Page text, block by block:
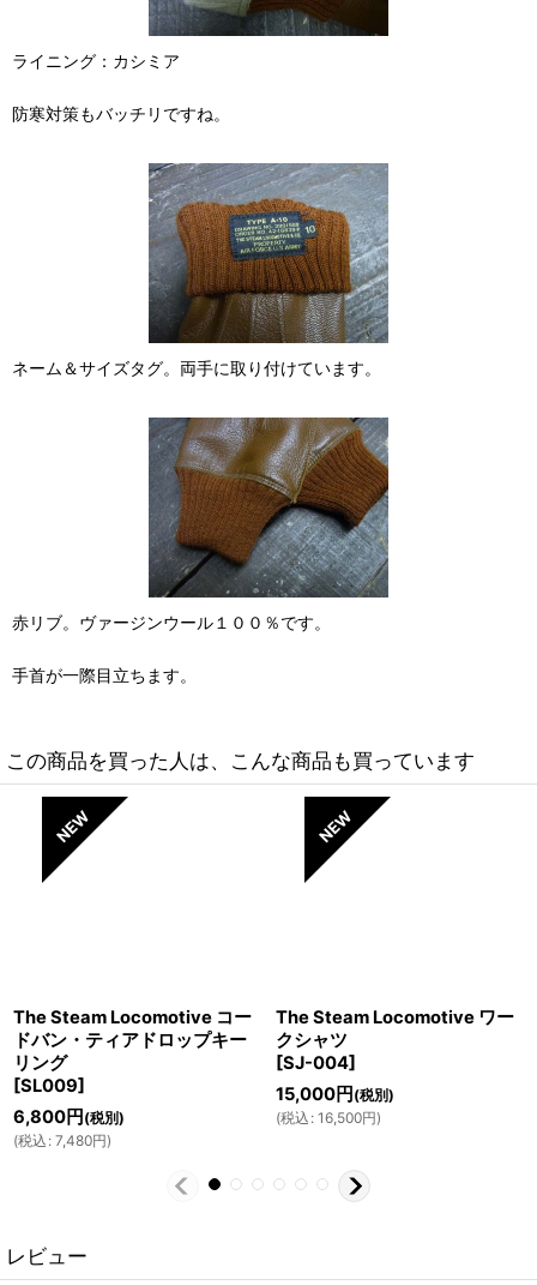
ライニング：カシミア
防寒対策もバッチリですね。
ネーム＆サイズタグ。両手に取り付けています。
赤リブ。ヴァージンウール１００％です。
手首が一際目立ちます。
この商品を買った人は、こんな商品も買っています
The Steam Locomotive コー
ドバン・ティアドロップキー
リング
[SL009]
6,800円 (税別)
(税込 : 7,480円)
The Steam Locomotive ワー
クシャツ
[SJ-004]
15,000円 (税別)
(税込 : 16,500円)
レビュー